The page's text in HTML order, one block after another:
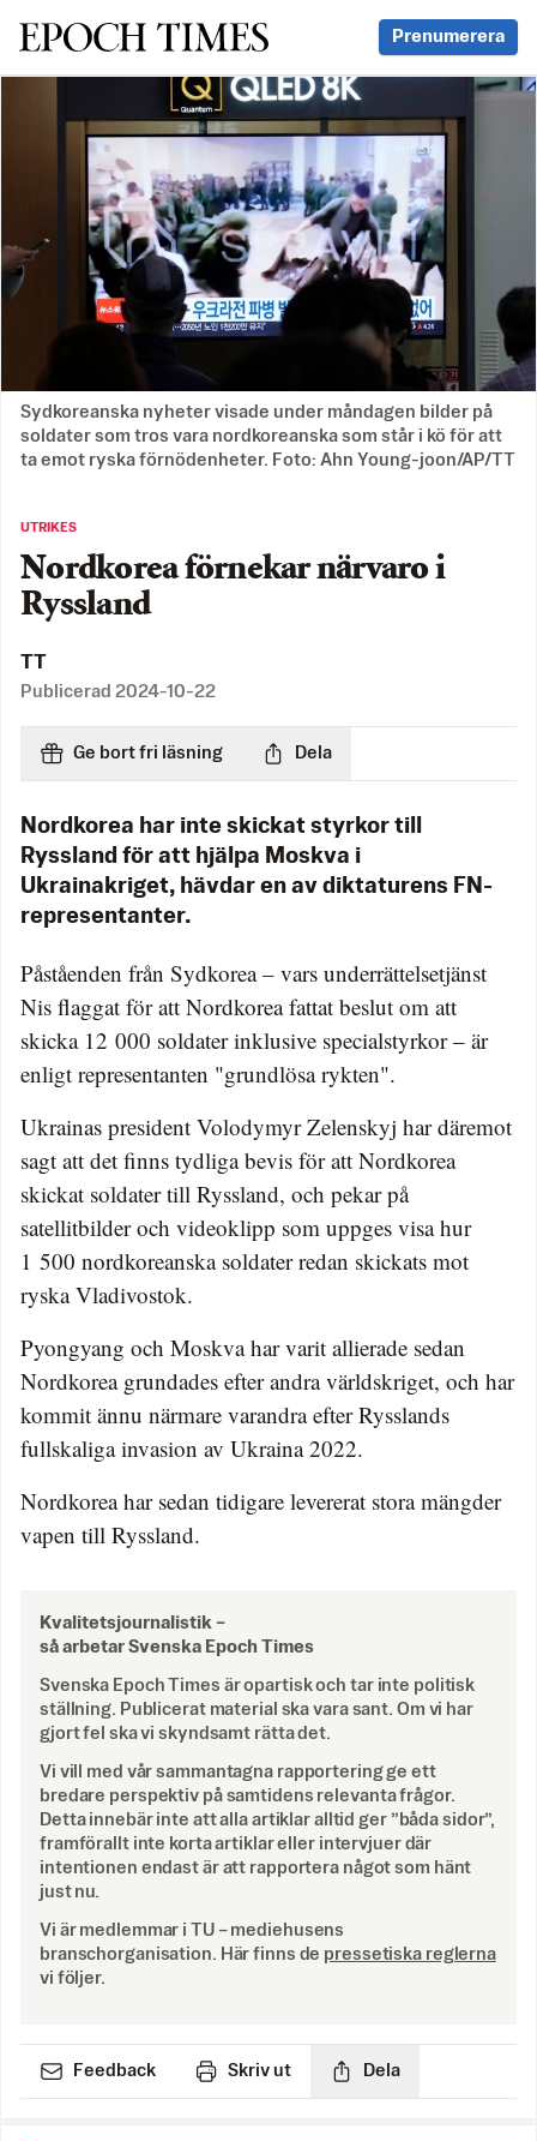
Svenska Epoch Times Prenumerera
Sydkoreanska nyheter visade under måndagen bilder på
soldater som tros vara nordkoreanska som står i kö för att
ta emot ryska förnödenheter. Foto: Ahn Young-joon/AP/TT
UTRIKES
Nordkorea förnekar närvaro i
Ryssland
TT
Publicerad 2024-10-22
Ge bort fri läsning Dela
Nordkorea har inte skickat styrkor till
Ryssland för att hjälpa Moskva i
Ukrainakriget, hävdar en av diktaturens FN-
representanter.
Påståenden från Sydkorea – vars underrättelsetjänst
Nis flaggat för att Nordkorea fattat beslut om att
skicka 12 000 soldater inklusive specialstyrkor – är
enligt representanten "grundlösa rykten".
Ukrainas president Volodymyr Zelenskyj har däremot
sagt att det finns tydliga bevis för att Nordkorea
skickat soldater till Ryssland, och pekar på
satellitbilder och videoklipp som uppges visa hur
1 500 nordkoreanska soldater redan skickats mot
ryska Vladivostok.
Pyongyang och Moskva har varit allierade sedan
Nordkorea grundades efter andra världskriget, och har
kommit ännu närmare varandra efter Rysslands
fullskaliga invasion av Ukraina 2022.
Nordkorea har sedan tidigare levererat stora mängder
vapen till Ryssland.
Kvalitetsjournalistik –
så arbetar Svenska Epoch Times
Svenska Epoch Times är opartisk och tar inte politisk
ställning. Publicerat material ska vara sant. Om vi har
gjort fel ska vi skyndsamt rätta det.
Vi vill med vår sammantagna rapportering ge ett
bredare perspektiv på samtidens relevanta frågor.
Detta innebär inte att alla artiklar alltid ger ”båda sidor”,
framförallt inte korta artiklar eller intervjuer där
intentionen endast är att rapportera något som hänt
just nu.
Vi är medlemmar i TU – mediehusens
branschorganisation. Här finns de pressetiska reglerna
vi följer.
Feedback Skriv ut Dela